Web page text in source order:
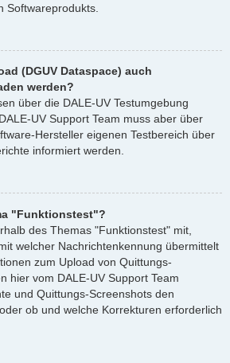
Softwareprodukts.
(DGUV Dataspace) auch
werden?
über die DALE-UV Testumgebung
UV Support Team muss aber über
Hersteller eigenen Testbereich über
informiert werden.
"Funktionstest"?
des Themas "Funktionstest" mit,
welcher Nachrichtenkennung übermittelt
zum Upload von Quittungs-
hier vom DALE-UV Support Team
und Quittungs-Screenshots den
ob und welche Korrekturen erforderlich